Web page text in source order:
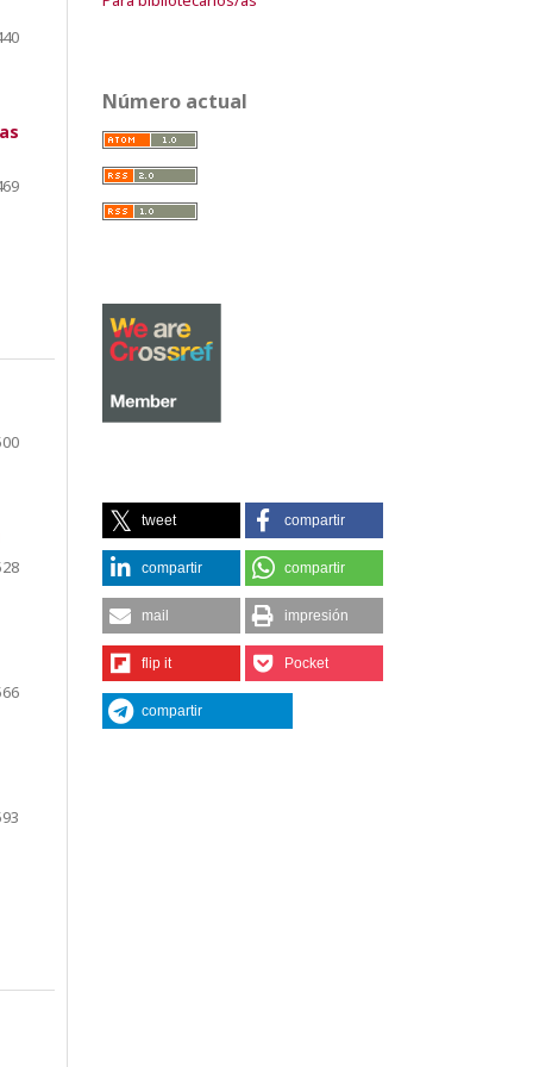
Número actual
tweet compartir
compartir compartir
mail impresión
flip it Pocket
compartir